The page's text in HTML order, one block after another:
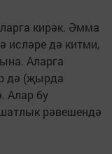
кирәк. Әмма
исләре дә китми,
Аларга
дә (җырда
Алар бу
рәвешендә